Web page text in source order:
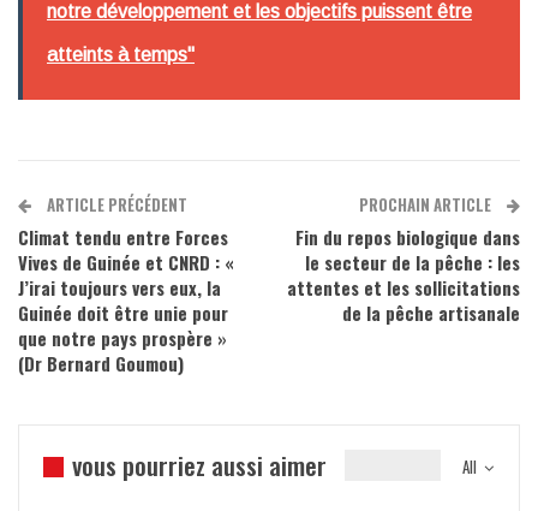
notre développement et les objectifs puissent être
atteints à temps"
ARTICLE PRÉCÉDENT
Climat tendu entre Forces
Vives de Guinée et CNRD : «
J’irai toujours vers eux, la
Guinée doit être unie pour
que notre pays prospère »
(Dr Bernard Goumou)
PROCHAIN ARTICLE
Fin du repos biologique dans
le secteur de la pêche : les
attentes et les sollicitations
de la pêche artisanale
All
vous pourriez aussi aimer